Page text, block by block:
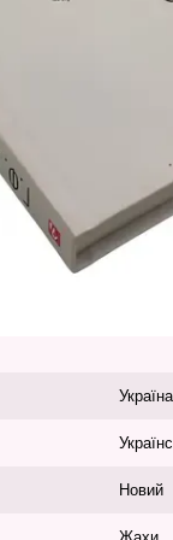
Україна
Новий